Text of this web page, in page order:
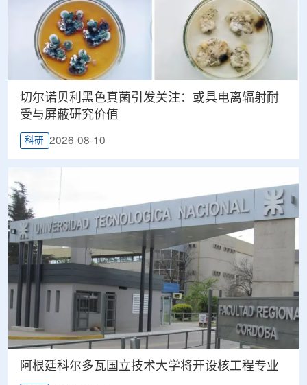
切尔诺贝利黑色真菌引发关注：或具电离辐射耐
受与屏蔽研究价值
科研 2026-08-10
阿根廷科尔多瓦国立技术大学将开设核工程专业